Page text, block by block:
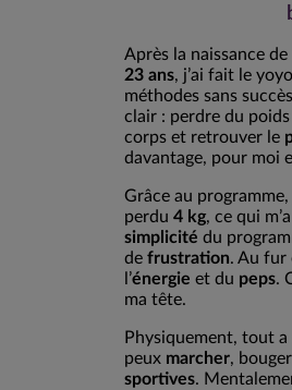
Après la naissance
23 ans, j’ai fait le
méthodes sans
clair : perdre du
corps et retrouver le
davantage, pour moi
Grâce au programme,
perdu 4 kg, ce qui
simplicité du
de frustration. Au fur
l’énergie et du peps.
ma tête.
Physiquement, tout a
peux marcher,
sportives.